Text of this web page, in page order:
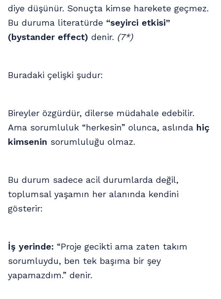
diye düşünür. Sonuçta kimse harekete geçmez.
Bu duruma literatürde “seyirci etkisi”
(bystander effect) denir. (7*)
Buradaki çelişki şudur:
Bireyler özgürdür, dilerse müdahale edebilir.
Ama sorumluluk “herkesin” olunca, aslında hiç
kimsenin sorumluluğu olmaz.
Bu durum sadece acil durumlarda değil,
toplumsal yaşamın her alanında kendini
gösterir:
İş yerinde: “Proje gecikti ama zaten takım
sorumluydu, ben tek başıma bir şey
yapamazdım.” denir.